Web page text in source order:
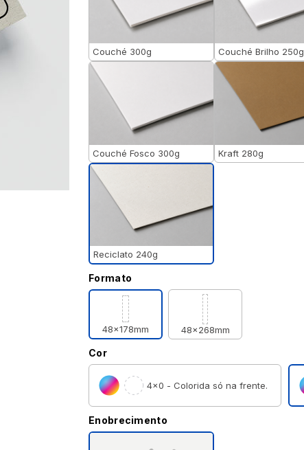
Couché 300g Couché Brilho 250g
Couché Fosco 300g Kraft 280g
Reciclato 240g
Formato
48x178mm 48x268mm
Cor
4×0 - Colorida só na frente.
Enobrecimento